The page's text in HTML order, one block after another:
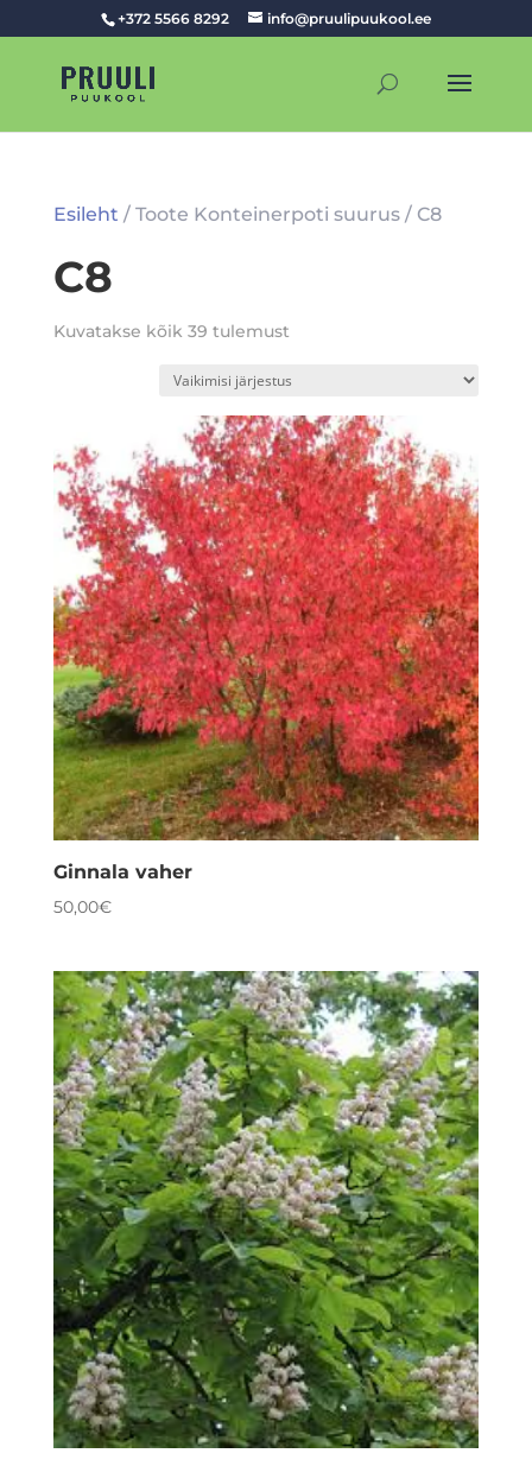
+372 5566 8292 info@pruulipuukool.ee
Esileht / Toote Konteinerpoti suurus / C8
C8
Kuvatakse kõik 39 tulemust
Ginnala vaher
50,00€